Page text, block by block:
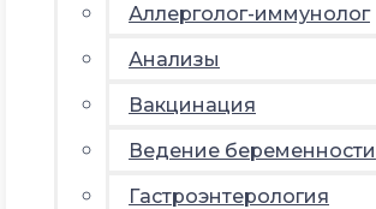
Аллерголог-иммунолог
Анализы
Вакцинация
Ведение беременности
Гастроэнтерология